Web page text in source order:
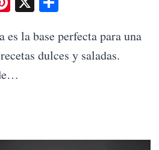
es la base perfecta para una
dulces y saladas.